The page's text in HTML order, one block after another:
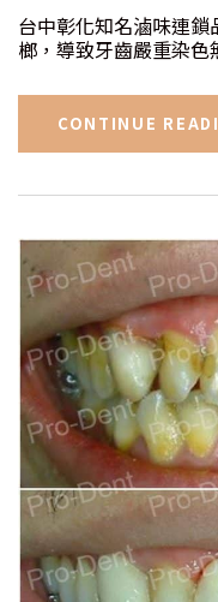
台中彰化知名滷味連
榔，導致牙齒嚴重染
CONTINUE